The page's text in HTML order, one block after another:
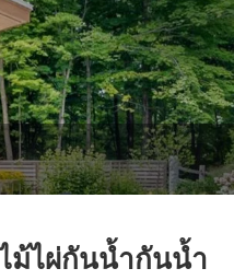
ม้ไผ่กันน้ำกันน้ำ